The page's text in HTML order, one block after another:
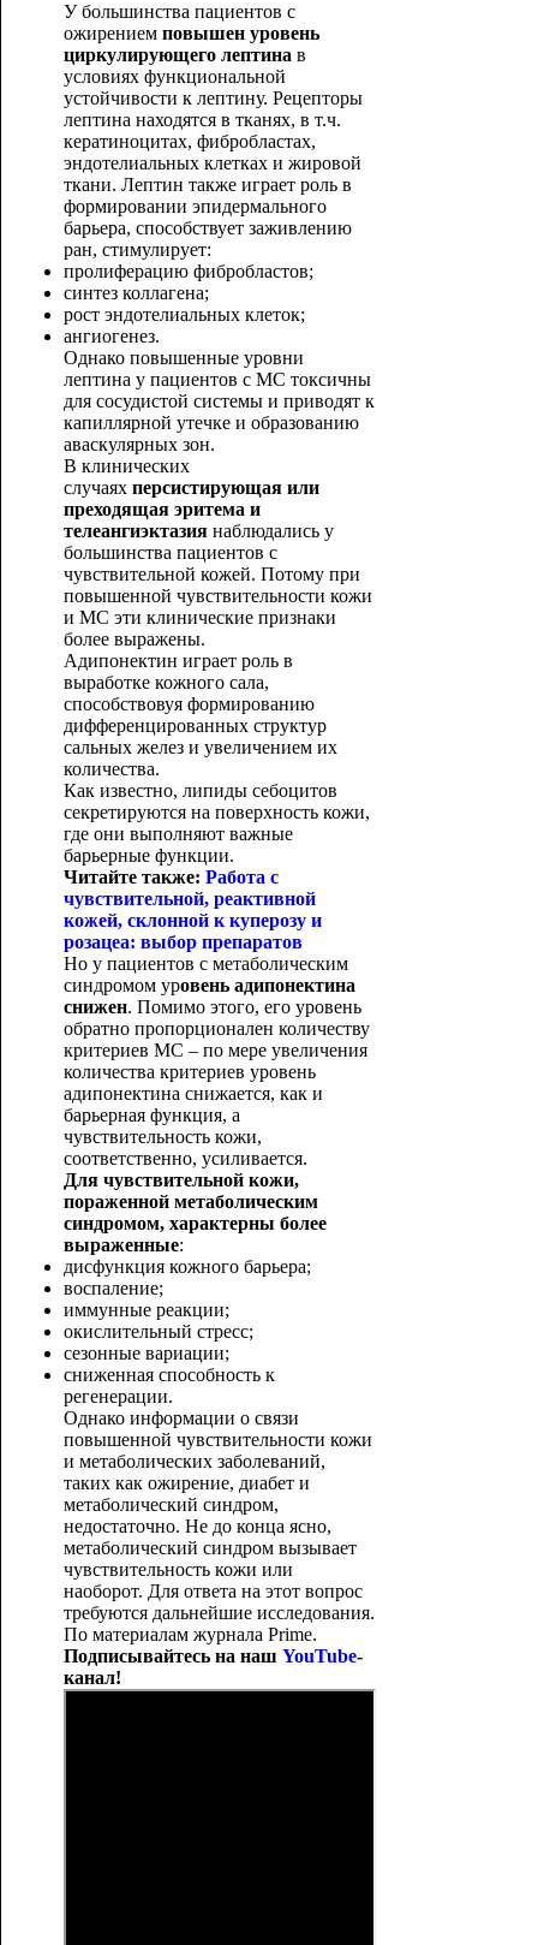
У большинства пациентов с
ожирением повышен уровень
циркулирующего лептина в
условиях функциональной
устойчивости к лептину. Рецепторы
лептина находятся в тканях, в т.ч.
кератиноцитах, фибробластах,
эндотелиальных клетках и жировой
ткани. Лептин также играет роль в
формировании эпидермального
барьера, способствует заживлению
ран, стимулирует:
пролиферацию фибробластов;
синтез коллагена;
рост эндотелиальных клеток;
ангиогенез.
Однако повышенные уровни
лептина у пациентов с МС токсичны
для сосудистой системы и приводят к
капиллярной утечке и образованию
аваскулярных зон.
В клинических
случаях персистирующая или
преходящая эритема и
телеангиэктазиянаблюдались у
большинства пациентов с
чувствительной кожей. Потому при
повышенной чувствительности кожи
и МС эти клинические признаки
более выражены.
Адипонектин играет роль в
выработке кожного сала,
способствовуя формированию
дифференцированных структур
сальных желез и увеличением их
количества.
Как известно, липиды себоцитов
секретируются на поверхность кожи,
где они выполняют важные
барьерные функции.
Читайте также: Работа с
чувствительной, реактивной
кожей, склонной к куперозу и
розацеа: выбор препаратов
Но у пациентов с метаболическим
синдромом уровень адипонектина
снижен. Помимо этого, его уровень
обратно пропорционален количеству
критериев МС – по мере увеличения
количества критериев уровень
адипонектина снижается, как и
барьерная функция, а
чувствительность кожи,
соответственно, усиливается.
Для чувствительной кожи,
пораженной метаболическим
синдромом, характерны более
выраженные:
дисфункция кожного барьера;
воспаление;
иммунные реакции;
окислительный стресс;
сезонные вариации;
сниженная способность к
регенерации.
Однако информации о связи
повышенной чувствительности кожи
и метаболических заболеваний,
таких как ожирение, диабет и
метаболический синдром,
недостаточно. Не до конца ясно,
метаболический синдром вызывает
чувствительность кожи или
наоборот. Для ответа на этот вопрос
требуются дальнейшие исследования.
По материалам журнала Prime.
Подписывайтесь на наш YouTube-
канал!